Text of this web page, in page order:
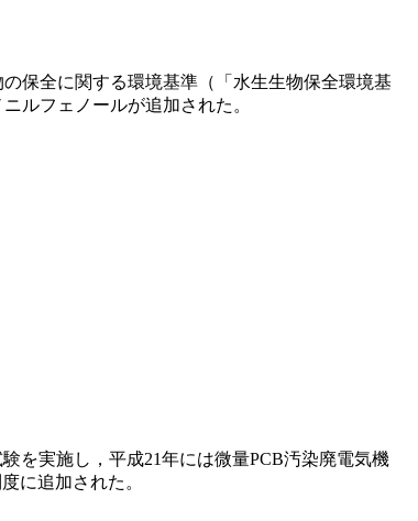
保全に関する環境基準（「水生生物保全環境基
ルフェノールが追加された。
を実施し，平成21年には微量PCB汚染廃電気機
に追加された。